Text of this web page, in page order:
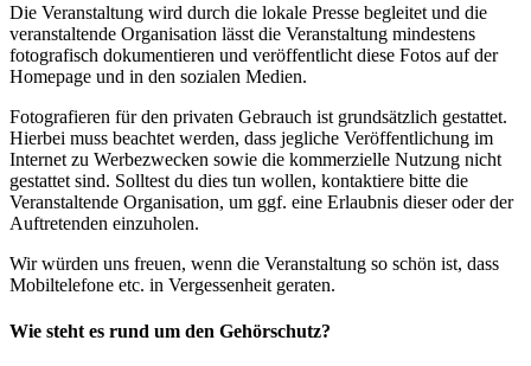
Die Veranstaltung wird durch die lokale Presse begleitet und die
veranstaltende Organisation lässt die Veranstaltung mindestens
fotografisch dokumentieren und veröffentlicht diese Fotos auf der
Homepage und in den sozialen Medien.
Fotografieren für den privaten Gebrauch ist grundsätzlich gestattet.
Hierbei muss beachtet werden, dass jegliche Veröffentlichung im
Internet zu Werbezwecken sowie die kommerzielle Nutzung nicht
gestattet sind. Solltest du dies tun wollen, kontaktiere bitte die
Veranstaltende Organisation, um ggf. eine Erlaubnis dieser oder der
Auftretenden einzuholen.
Wir würden uns freuen, wenn die Veranstaltung so schön ist, dass
Mobiltelefone etc. in Vergessenheit geraten.
Wie steht es rund um den Gehörschutz?